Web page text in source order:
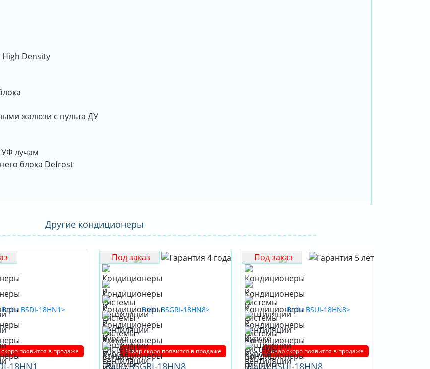
High Density
жалюзи с пульта ДУ
УФ лучам
блока Defrost
Другие кондиционеры
появится в продаже
18HN1
Под заказ
Товар скоро появится в продаже
Ballu BSGRI-18HN8
Под заказ
Товар скоро появится в продаже
Ballu BSUI-18HN8